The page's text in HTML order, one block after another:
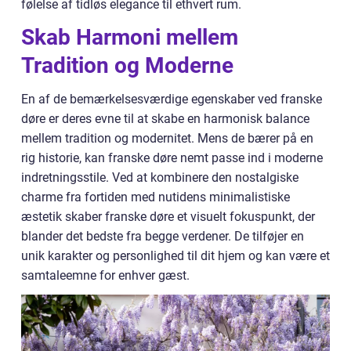
følelse af tidløs elegance til ethvert rum.
Skab Harmoni mellem
Tradition og Moderne
En af de bemærkelsesværdige egenskaber ved franske
døre er deres evne til at skabe en harmonisk balance
mellem tradition og modernitet. Mens de bærer på en
rig historie, kan franske døre nemt passe ind i moderne
indretningsstile. Ved at kombinere den nostalgiske
charme fra fortiden med nutidens minimalistiske
æstetik skaber franske døre et visuelt fokuspunkt, der
blander det bedste fra begge verdener. De tilføjer en
unik karakter og personlighed til dit hjem og kan være et
samtaleemne for enhver gæst.